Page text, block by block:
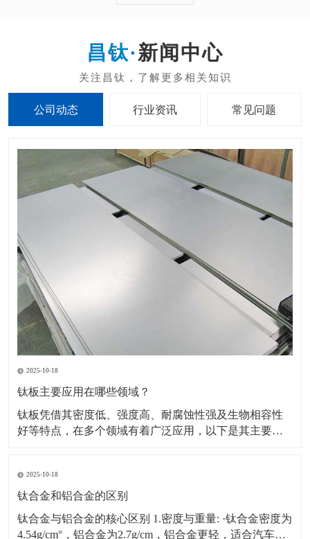
新闻中心
公司动态 行业资讯 常见问题
2025-10-18
钛板主要应用在哪些领域？
钛板凭借其密度低、强度高、耐腐蚀性强及生物相容性
好等特点，在多个领域有着广泛应用，以下是其主要应
机匣）、火箭壳体、航天设备结构件等。原因：轻量化
需求突出，可降低飞行器重量，提升燃油效率或载荷能
力。能耐受高
2025-10-18
钛合金和铝合金的区别
钛合金与铝合金的核心区别 1.密度与重量: ·钛合金密度为
4.54g/cm°，铝合金为2.7g/cm，铝合金更轻，适合汽车、